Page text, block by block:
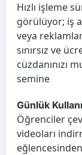
Hızlı işleme
görülüyor; iş
veya
sınırsız ve
cüzdanınızı
semine
Günlük
Öğrenciler
videoları